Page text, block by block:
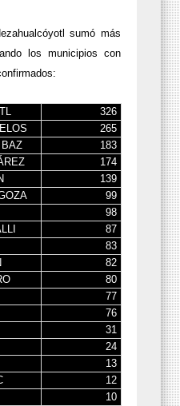
sumó más
los municipios con
326
265
BAZ
183
174
139
99
98
87
83
82
80
77
76
31
24
13
12
10